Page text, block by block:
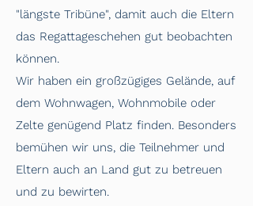
"längste Tribüne", damit auch die Eltern
das Regattageschehen gut beobachten
können.
Wir haben ein großzügiges Gelände, auf
dem Wohnwagen, Wohnmobile oder
Zelte genügend Platz finden. Besonders
bemühen wir uns, die Teilnehmer und
Eltern auch an Land gut zu betreuen
und zu bewirten.